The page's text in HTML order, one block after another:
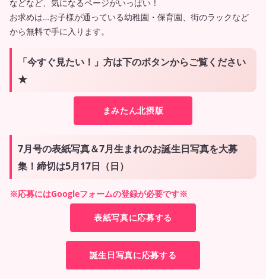
などなど、気になるページがいっぱい！
お求めは…お子様が通っている幼稚園・保育園、街のラックなど
から無料で手に入ります。
「今すぐ見たい！」方は下のボタンからご覧ください
★
まみたん北摂版
7月号の表紙写真＆7月生まれのお誕生日写真を大募
集！締切は5月17日（日）
※応募にはGoogleフォームの登録が必要です※
表紙写真に応募する
誕生日写真に応募する